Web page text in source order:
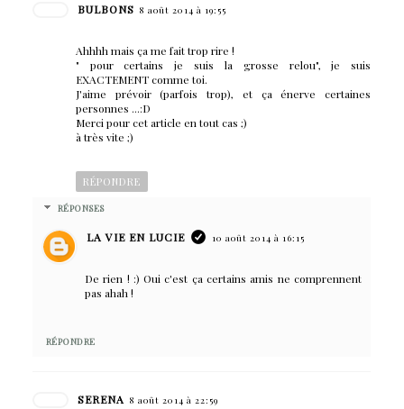
BULBONS 8 août 2014 à 19:55
Ahhhh mais ça me fait trop rire !
" pour certains je suis la grosse relou", je suis
EXACTEMENT comme toi.
J'aime prévoir (parfois trop), et ça énerve certaines
personnes ...:D
Merci pour cet article en tout cas ;)
à très vite ;)
RÉPONDRE
RÉPONSES
LA VIE EN LUCIE 10 août 2014 à 16:15
De rien ! :) Oui c'est ça certains amis ne comprennent
pas ahah !
RÉPONDRE
SERENA 8 août 2014 à 22:59